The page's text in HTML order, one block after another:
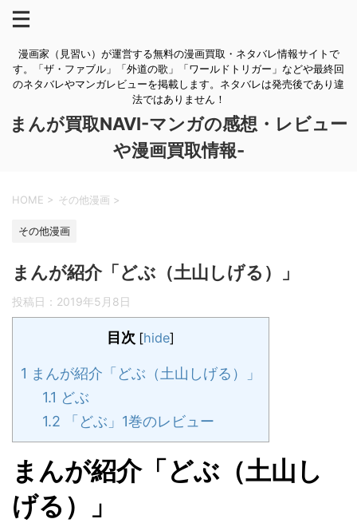
漫画家（見習い）が運営する無料の漫画買取・ネタバレ情報サイトで
す。「ザ・ファブル」「外道の歌」「ワールドトリガー」などや最終回
のネタバレやマンガレビューを掲載します。ネタバレは発売後であり違
法ではありません！
まんが買取NAVI-マンガの感想・レビュー
や漫画買取情報-
HOME > その他漫画 >
その他漫画
まんが紹介「どぶ（土山しげる）」
投稿日： 2019年5月8日
目次 [hide]
1 まんが紹介「どぶ（土山しげる）」
1.1 どぶ
1.2 「どぶ」1巻のレビュー
まんが紹介「どぶ（土山し
げる）」